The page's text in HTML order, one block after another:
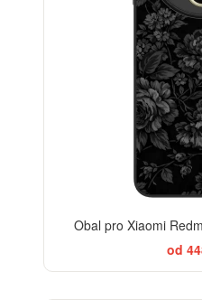
Obal pro Xiaomi
od